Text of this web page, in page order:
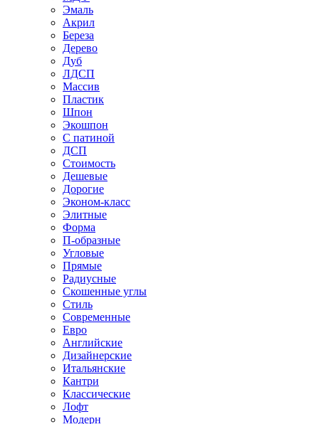
Эмаль
Акрил
Береза
Дерево
Дуб
ЛДСП
Массив
Пластик
Шпон
Экошпон
С патиной
ДСП
Стоимость
Дешевые
Дорогие
Эконом-класс
Элитные
Форма
П-образные
Угловые
Прямые
Радиусные
Скошенные углы
Стиль
Современные
Евро
Английские
Дизайнерские
Итальянские
Кантри
Классические
Лофт
Модерн